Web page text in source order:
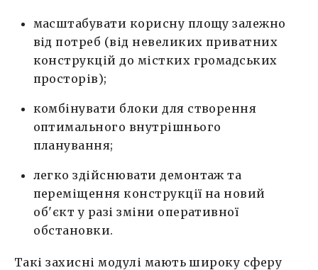
масштабувати корисну площу залежно
від потреб (від невеликих приватних
конструкцій до містких громадських
просторів);
комбінувати блоки для створення
оптимального внутрішнього
планування;
легко здійснювати демонтаж та
переміщення конструкції на новий
об'єкт у разі зміни оперативної
обстановки.
Такі захисні модулі мають широку сферу